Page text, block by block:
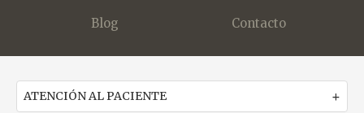
Blog Contacto
ATENCIÓN AL PACIENTE